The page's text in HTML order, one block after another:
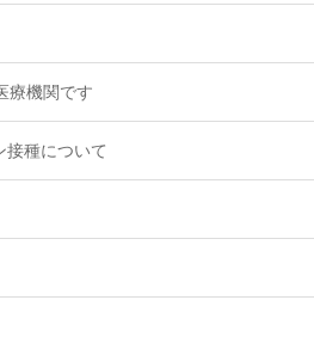
療機関です
接種について